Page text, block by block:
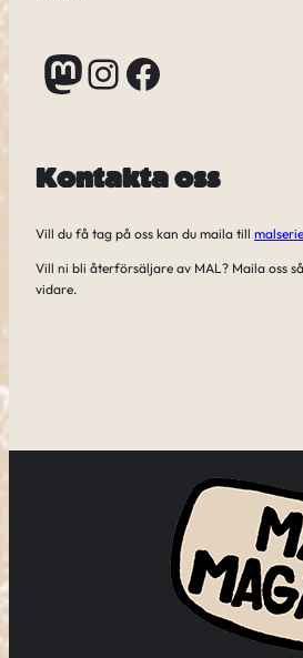
Mastodon InstagramFacebook
Kontakta oss
Vill du få tag på oss kan du maila till
Vill ni bli återförsäljare av MAL? Maila oss
vidare.